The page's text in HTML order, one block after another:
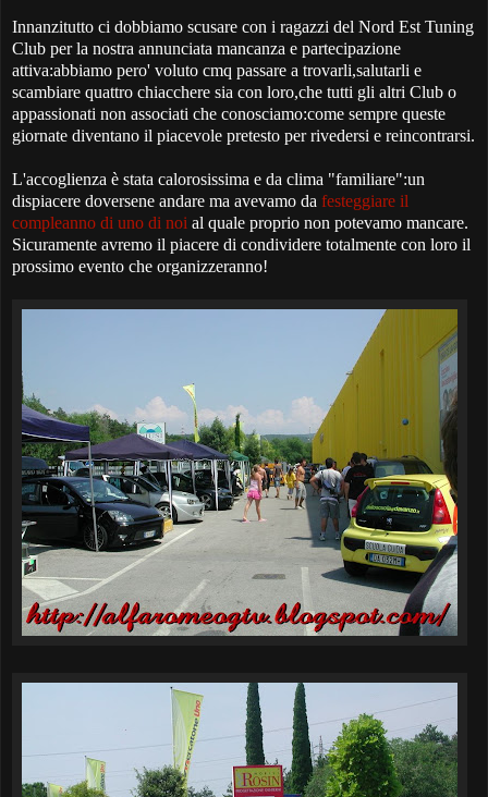
Innanzitutto ci dobbiamo scusare con i ragazzi del Nord Est Tuning
Club per la nostra annunciata mancanza e partecipazione
attiva:abbiamo pero' voluto cmq passare a trovarli,salutarli e
scambiare quattro chiacchere sia con loro,che tutti gli altri Club o
appassionati non associati che conosciamo:come sempre queste
giornate diventano il piacevole pretesto per rivedersi e reincontrarsi.
L'accoglienza è stata calorosissima e da clima "familiare":un
dispiacere doversene andare ma avevamo da festeggiare il
compleanno di uno di noi al quale proprio non potevamo mancare.
Sicuramente avremo il piacere di condividere totalmente con loro il
prossimo evento che organizzeranno!